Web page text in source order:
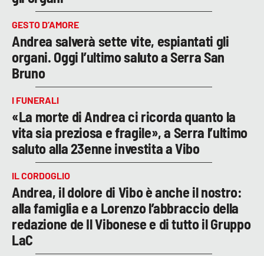
GESTO D’AMORE
Andrea salverà sette vite, espiantati gli
organi. Oggi l’ultimo saluto a Serra San
Bruno
I FUNERALI
«La morte di Andrea ci ricorda quanto la
vita sia preziosa e fragile», a Serra l’ultimo
saluto alla 23enne investita a Vibo
IL CORDOGLIO
Andrea, il dolore di Vibo è anche il nostro:
alla famiglia e a Lorenzo l’abbraccio della
redazione de Il Vibonese e di tutto il Gruppo
LaC